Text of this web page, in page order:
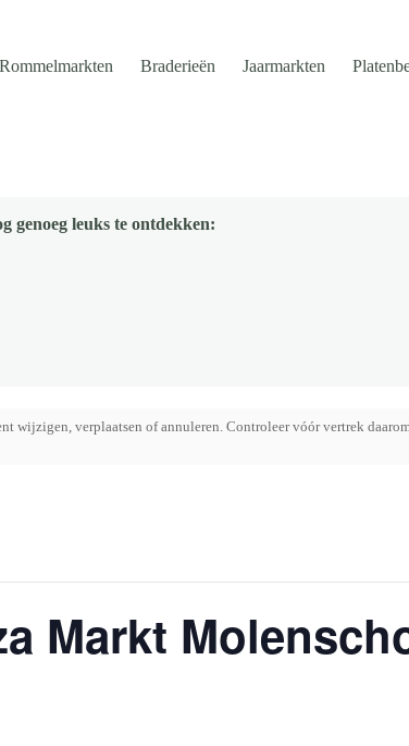
Rommelmarkten Braderieën Jaarmarkten
genoeg leuks te ontdekken:
wijzigen, verplaatsen of annuleren. Controleer vóór vertrek
Markt